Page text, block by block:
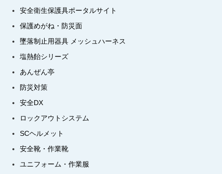
安全衛生保護具ポータルサイト
保護めがね・防災面
墜落制止用器具 メッシュハーネス
塩熱飴シリーズ
あんぜん亭
防災対策
安全DX
ロックアウトシステム
SCヘルメット
安全靴・作業靴
ユニフォーム・作業服